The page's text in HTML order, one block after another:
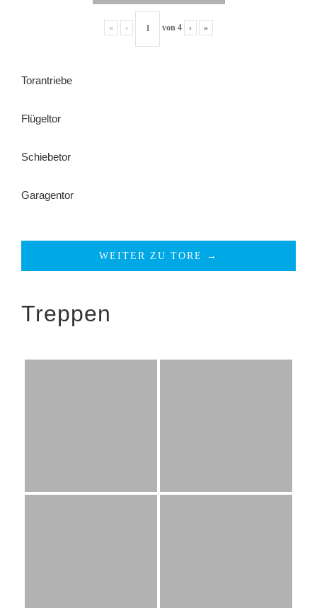
« ‹ von 4 › »
Torantriebe
Flügeltor
Schiebetor
Garagentor
WEITER ZU TORE →
Treppen